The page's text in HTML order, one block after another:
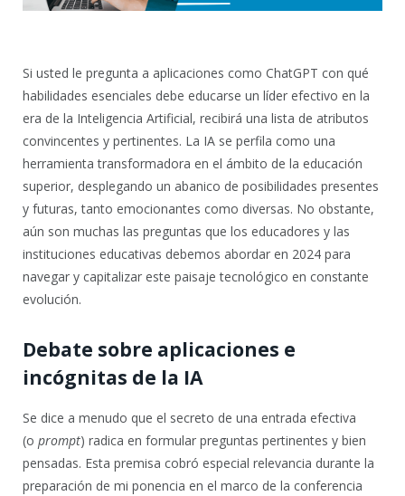
Si usted le pregunta a aplicaciones como ChatGPT con qué
habilidades esenciales debe educarse un líder efectivo en la
era de la Inteligencia Artificial, recibirá una lista de atributos
convincentes y pertinentes. La IA se perfila como una
herramienta transformadora en el ámbito de la educación
superior, desplegando un abanico de posibilidades presentes
y futuras, tanto emocionantes como diversas. No obstante,
aún son muchas las preguntas que los educadores y las
instituciones educativas debemos abordar en 2024 para
navegar y capitalizar este paisaje tecnológico en constante
evolución.
Debate sobre aplicaciones e
incógnitas de la IA
Se dice a menudo que el secreto de una entrada efectiva
(o prompt) radica en formular preguntas pertinentes y bien
pensadas. Esta premisa cobró especial relevancia durante la
preparación de mi ponencia en el marco de la conferencia